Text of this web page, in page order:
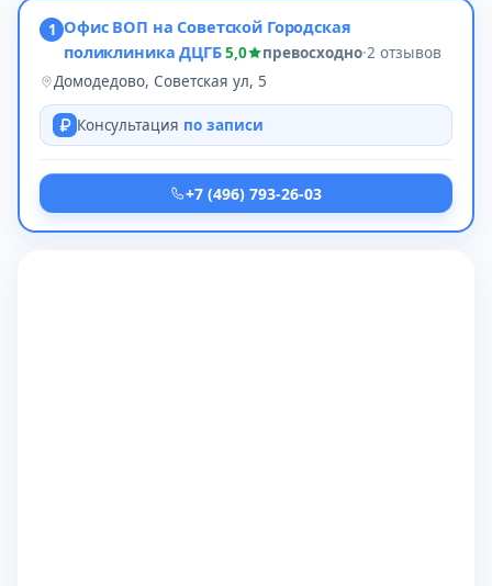
1 Офис ВОП на Советской Городская
поликлиника ДЦГБ5,0 превосходно·2 отзывов
Домодедово, Советская ул, 5
Консультация по записи
+7 (496) 793-26-03